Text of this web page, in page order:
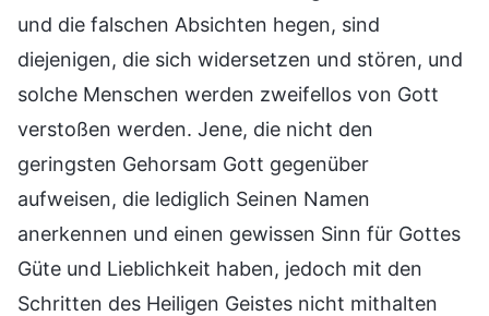
und die falschen Absichten hegen, sind
diejenigen, die sich widersetzen und stören, und
solche Menschen werden zweifellos von Gott
verstoßen werden. Jene, die nicht den
geringsten Gehorsam Gott gegenüber
aufweisen, die lediglich Seinen Namen
anerkennen und einen gewissen Sinn für Gottes
Güte und Lieblichkeit haben, jedoch mit den
Schritten des Heiligen Geistes nicht mithalten